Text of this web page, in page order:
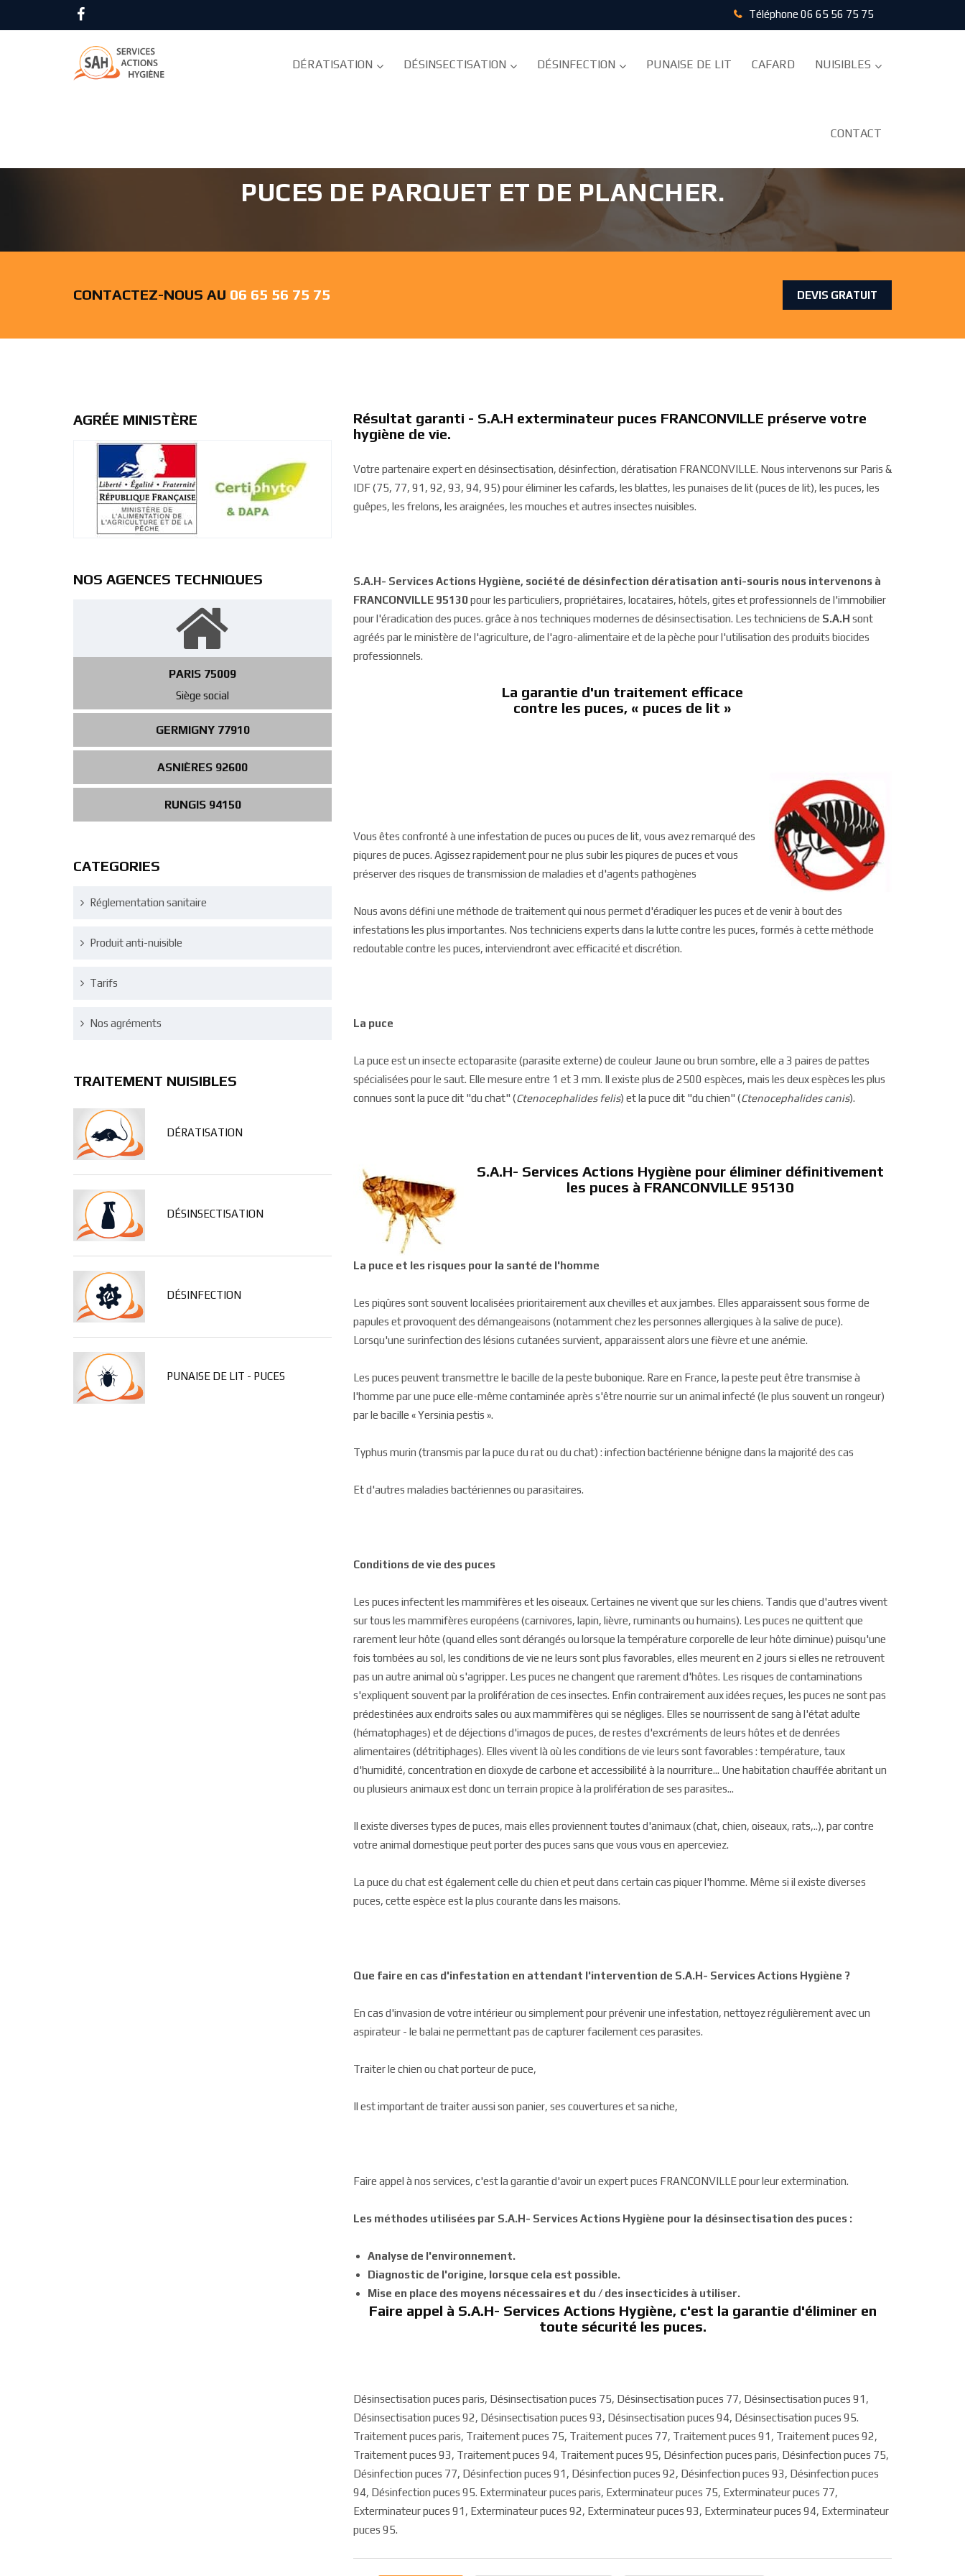
Téléphone 06 65 56 75 75
DÉRATISATION DÉSINSECTISATION DÉSINFECTION PUNAISE DE LIT CAFARD NUISIBLES
CONTACT
Accueil
PUCES DE PARQUET ET DE PLANCHER.
CONTACTEZ-NOUS AU 06 65 56 75 75 DEVIS GRATUIT
AGRÉE MINISTÈRE
NOS AGENCES TECHNIQUES
PARIS 75009
Siège social
GERMIGNY 77910
ASNIÈRES 92600
RUNGIS 94150
CATEGORIES
Réglementation sanitaire
Produit anti-nuisible
Tarifs
Nos agréments
TRAITEMENT NUISIBLES
DÉRATISATION
DÉSINSECTISATION
DÉSINFECTION
PUNAISE DE LIT - PUCES
Résultat garanti - S.A.H exterminateur puces FRANCONVILLE préserve votre
hygiène de vie.
Votre partenaire expert en désinsectisation, désinfection, dératisation FRANCONVILLE. Nous intervenons sur Paris &
IDF (75, 77, 91, 92, 93, 94, 95) pour éliminer les cafards, les blattes, les punaises de lit (puces de lit), les puces, les
guêpes, les frelons, les araignées, les mouches et autres insectes nuisibles.
S.A.H- Services Actions Hygiène, société de désinfection dératisation anti-souris nous intervenons à
FRANCONVILLE 95130pour les particuliers, propriétaires, locataires, hôtels, gites et professionnels de l'immobilier
pour l'éradication des puces. grâce à nos techniques modernes de désinsectisation. Les techniciens de S.A.H sont
agréés par le ministère de l'agriculture, de l'agro-alimentaire et de la pèche pour l'utilisation des produits biocides
professionnels.
La garantie d'un traitement efficace
contre les puces, « puces de lit »
Vous êtes confronté à une infestation de puces ou puces de lit, vous avez remarqué des
piqures de puces. Agissez rapidement pour ne plus subir les piqures de puces et vous
préserver des risques de transmission de maladies et d'agents pathogènes
Nous avons défini une méthode de traitement qui nous permet d'éradiquer les puces et de venir à bout des
infestations les plus importantes. Nos techniciens experts dans la lutte contre les puces, formés à cette méthode
redoutable contre les puces, interviendront avec efficacité et discrétion.
La puce
La puce est un insecte ectoparasite (parasite externe) de couleur Jaune ou brun sombre, elle a 3 paires de pattes
spécialisées pour le saut. Elle mesure entre 1 et 3 mm. Il existe plus de 2500 espèces, mais les deux espèces les plus
connues sont la puce dit "du chat" (Ctenocephalides felis) et la puce dit "du chien" (Ctenocephalides canis).
S.A.H- Services Actions Hygiène pour éliminer définitivement
les puces à FRANCONVILLE 95130
La puce et les risques pour la santé de l'homme
Les piqûres sont souvent localisées prioritairement aux chevilles et aux jambes. Elles apparaissent sous forme de
papules et provoquent des démangeaisons (notamment chez les personnes allergiques à la salive de puce).
Lorsqu'une surinfection des lésions cutanées survient, apparaissent alors une fièvre et une anémie.
Les puces peuvent transmettre le bacille de la peste bubonique. Rare en France, la peste peut être transmise à
l'homme par une puce elle-même contaminée après s'être nourrie sur un animal infecté (le plus souvent un rongeur)
par le bacille « Yersinia pestis ».
Typhus murin (transmis par la puce du rat ou du chat) : infection bactérienne bénigne dans la majorité des cas
Et d'autres maladies bactériennes ou parasitaires.
Conditions de vie des puces
Les puces infectent les mammifères et les oiseaux. Certaines ne vivent que sur les chiens. Tandis que d'autres vivent
sur tous les mammifères européens (carnivores, lapin, lièvre, ruminants ou humains). Les puces ne quittent que
rarement leur hôte (quand elles sont dérangés ou lorsque la température corporelle de leur hôte diminue) puisqu'une
fois tombées au sol, les conditions de vie ne leurs sont plus favorables, elles meurent en 2 jours si elles ne retrouvent
pas un autre animal où s'agripper. Les puces ne changent que rarement d'hôtes. Les risques de contaminations
s'expliquent souvent par la prolifération de ces insectes. Enfin contrairement aux idées reçues, les puces ne sont pas
prédestinées aux endroits sales ou aux mammifères qui se négliges. Elles se nourrissent de sang à l'état adulte
(hématophages) et de déjections d'imagos de puces, de restes d'excréments de leurs hôtes et de denrées
alimentaires (détritiphages). Elles vivent là où les conditions de vie leurs sont favorables : température, taux
d'humidité, concentration en dioxyde de carbone et accessibilité à la nourriture... Une habitation chauffée abritant un
ou plusieurs animaux est donc un terrain propice à la prolifération de ses parasites...
Il existe diverses types de puces, mais elles proviennent toutes d'animaux (chat, chien, oiseaux, rats,..), par contre
votre animal domestique peut porter des puces sans que vous vous en aperceviez.
La puce du chat est également celle du chien et peut dans certain cas piquer l'homme. Même si il existe diverses
puces, cette espèce est la plus courante dans les maisons.
Que faire en cas d'infestation en attendant l'intervention de S.A.H- Services Actions Hygiène ?
En cas d'invasion de votre intérieur ou simplement pour prévenir une infestation, nettoyez régulièrement avec un
aspirateur - le balai ne permettant pas de capturer facilement ces parasites.
Traiter le chien ou chat porteur de puce,
Il est important de traiter aussi son panier, ses couvertures et sa niche,
Faire appel à nos services, c'est la garantie d'avoir un expert puces FRANCONVILLE pour leur extermination.
Les méthodes utilisées par S.A.H- Services Actions Hygiène pour la désinsectisation des puces :
Analyse de l'environnement.
Diagnostic de l'origine, lorsque cela est possible.
Mise en place des moyens nécessaires et du / des insecticides à utiliser.
Faire appel à S.A.H- Services Actions Hygiène, c'est la garantie d'éliminer en
toute sécurité les puces.
Désinsectisation puces paris, Désinsectisation puces 75, Désinsectisation puces 77, Désinsectisation puces 91,
Désinsectisation puces 92, Désinsectisation puces 93, Désinsectisation puces 94, Désinsectisation puces 95.
Traitement puces paris, Traitement puces 75, Traitement puces 77, Traitement puces 91, Traitement puces 92,
Traitement puces 93, Traitement puces 94, Traitement puces 95, Désinfection puces paris, Désinfection puces 75,
Désinfection puces 77, Désinfection puces 91, Désinfection puces 92, Désinfection puces 93, Désinfection puces
94, Désinfection puces 95. Exterminateur puces paris, Exterminateur puces 75, Exterminateur puces 77,
Exterminateur puces 91, Exterminateur puces 92, Exterminateur puces 93, Exterminateur puces 94, Exterminateur
puces 95.